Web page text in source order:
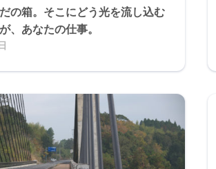
の箱。そこにどう光を流し込む
、あなたの仕事。